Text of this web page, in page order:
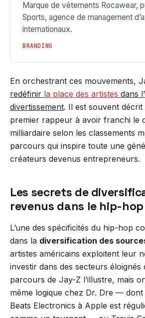
Marque de vêtements Rocawear,
Sports, agence de management
internationaux.
BRANDING
En orchestrant ces mouvements,
redéfinir la place des artistes dans
divertissement. Il est souvent décrit
premier rappeur à avoir franchi le
milliardaire selon les classements
parcours qui inspire toute une
créateurs devenus entrepreneurs.
Les secrets de
revenus dans le hip-hop
L’une des spécificités du hip-hop
dans la diversification des
artistes américains exploitent leur
investir dans des secteurs éloignés
parcours de Jay-Z l’illustre, mais
même logique chez Dr. Dre — dont
Beats Electronics à Apple est